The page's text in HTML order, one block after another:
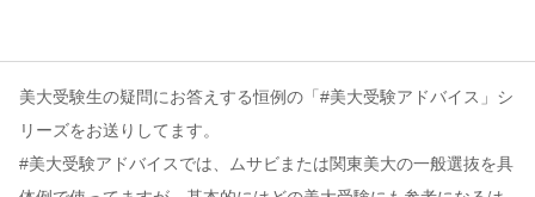
美大受験生の疑問にお答えする恒例の「#美大受験アドバイス」シ
リーズをお送りしてます。
#美大受験アドバイスでは、ムサビまたは関東美大の一般選抜を具
お問い合わせ